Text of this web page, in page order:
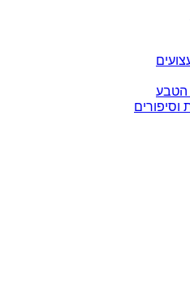
הטבע
וסיפורים